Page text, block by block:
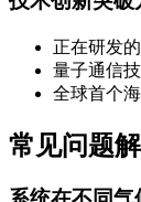
正在研发
量子通信
全球首个
常见问题